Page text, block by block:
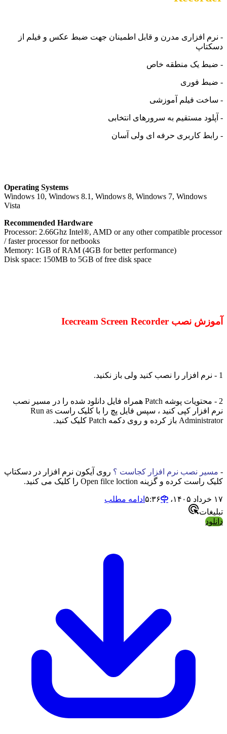
- نرم افزاری مدرن و قابل اطمینان جهت ضبط عکس و فیلم از
دسکتاپ
- ضبط یک منطقه خاص
- ضبط فوری
- ساخت فیلم آموزشی
- آپلود مستقیم به سرورهای انتخابی
- رابط کاربری حرفه ای ولی آسان
Operating Systems
Windows 10, Windows 8.1, Windows 8, Windows 7, Windows
Vista
Recommended Hardware
Processor: 2.66Ghz Intel®, AMD or any other compatible processor
/ faster processor for netbooks
Memory: 1GB of RAM (4GB for better performance)
Disk space: 150MB to 5GB of free disk space
آموزش نصب Icecream Screen Recorder
1 - نرم افزار را نصب کنید ولی باز نکنید.
2 - محتویات پوشه Patch همراه فایل دانلود شده را در مسیر نصب
نرم افزار کپی کنید ، سپس فایل پچ را با کلیک راست Run as
Administrator باز کرده و روی دکمه Patch کلیک کنید.
- مسیر نصب نرم افزار کجاست ؟ روی آیکون نرم افزار در دسکتاپ
کلیک راست کرده و گزینه Open filce loction را کلیک می کنید.
۱۷ خرداد ۱۴۰۵،‏ ۵:۳۶
ادامه مطلب
تبلیغات
دانلود